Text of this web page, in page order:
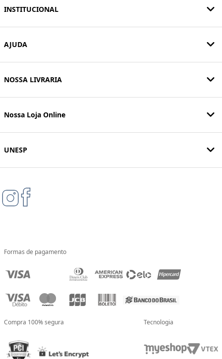
INSTITUCIONAL
AJUDA
NOSSA LIVRARIA
Nossa Loja Online
UNESP
Formas de pagamento
Compra 100% segura Tecnologia